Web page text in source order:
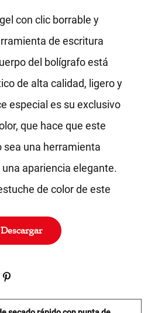
con clic borrable y
de escritura
del bolígrafo está
de alta calidad, ligero y
especial es su exclusivo
que hace que este
sea una herramienta
apariencia elegante.
de color de este
de todo el bolígrafo a
colores sólidos, no
Descargar